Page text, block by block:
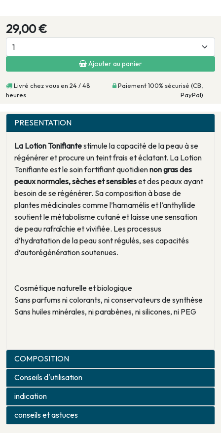
29,00 €
Ajouter au panier
Livré chez vous en 24 / 48
heures
Paiement 100% sécurisé (CB,
PayPal)
PRESENTATION
La Lotion Tonifiantestimule la capacité de la peau à se
régénérer et procure un teint frais et éclatant. La Lotion
Tonifiante est le soin fortifiant quotidiennon gras des
peaux normales, sèches et sensibleset des peaux ayant
besoin de se régénérer. Sa composition à base de
plantes médicinales comme l’hamamélis et l’anthyllide
soutient le métabolisme cutané et laisse une sensation
de peau rafraîchie et vivifiée. Les processus
d’hydratation de la peau sont régulés, ses capacités
d’autorégénération soutenues.
Cosmétique naturelle et biologique
Sans parfums ni colorants, ni conservateurs de synthèse
Sans huiles minérales, ni parabènes, ni silicones, ni PEG
COMPOSITION
Conseils d'utilisation
indication
conseils et astuces